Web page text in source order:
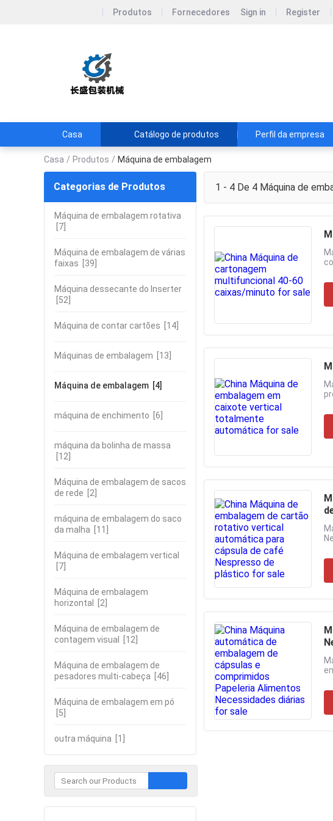
Produtos Fornecedores Sign in Register
Casa Catálogo de produtos Perfil da empresa
Casa / Produtos / Máquina de embalagem
Categorias de Produtos
Máquina de embalagem rotativa
[7]
Máquina de embalagem de várias
faixas [39]
Máquina dessecante do Inserter
[52]
Máquina de contar cartões [14]
Máquinas de embalagem [13]
Máquina de embalagem [4]
máquina de enchimento [6]
máquina da bolinha de massa
[12]
Máquina de embalagem de sacos
de rede [2]
máquina de embalagem do saco
da malha [11]
Máquina de embalagem vertical
[7]
Máquina de embalagem
horizontal
[2]
Máquina de embalagem de
contagem visual
[12]
Máquina de embalagem de
pesadores multi-cabeça [46]
Máquina de embalagem em pó
[5]
outra máquina [1]
1 - 4 De 4 Máquina de